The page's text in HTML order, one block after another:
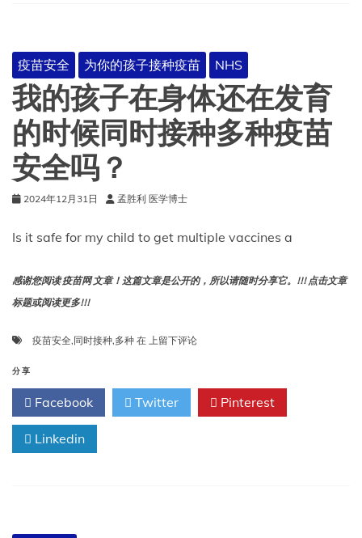
疫苗安全 为你的孩子接种疫苗 NHS
我的孩子在身体还在发育
的时候同时接种多种疫苗
安全吗？
2024年12月31日 孟胜利 医学博士
Is it safe for my child to get multiple vaccines a
感谢您阅读 疫苗网 文章！这篇文章是公开的，所以请随时分享它。!!! 点击文章
标题或阅读更多!!!
疫苗安全,同时接种,多种 在 我
子
在
身
上留下评论
分享
Facebook Twitter Pinterest
Linkedin